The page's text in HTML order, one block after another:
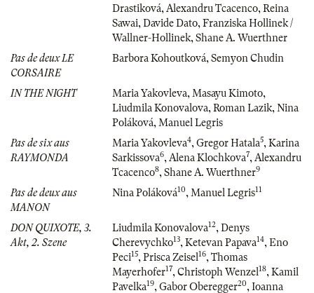
Drastiková, Alexandru Tcacenco, Reina
Sawai, Davide Dato, Franziska Hollinek /
Wallner-Hollinek, Shane A. Wuerthner
Pas de deux LE
CORSAIRE
Barbora Kohoutková, Semyon Chudin
IN THE NIGHT Maria Yakovleva, Masayu Kimoto,
Liudmila Konovalova, Roman Lazik, Nina
Poláková, Manuel Legris
Pas de six aus
RAYMONDA
Maria Yakovleva4, Gregor Hatala5, Karina
Sarkissova6, Alena Klochkova7, Alexandru
Tcacenco8, Shane A. Wuerthner9
Pas de deux aus
MANON
Nina Poláková10, Manuel Legris11
DON QUIXOTE, 3.
Akt, 2. Szene
Liudmila Konovalova12, Denys
Cherevychko13, Ketevan Papava14, Eno
Peci15, Prisca Zeisel 16, Thomas
Mayerhofer17, Christoph Wenzel 18, Kamil
Pavelka19, Gabor Oberegger20, Ioanna